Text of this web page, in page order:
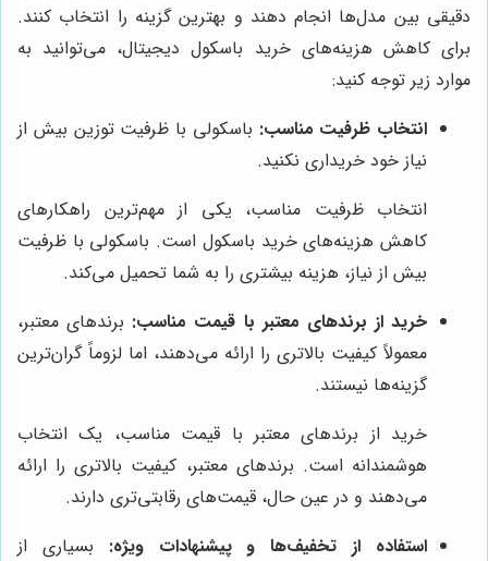
دقیقی بین مدل‌ها انجام دهند و بهترین گزینه را انتخاب کنند.
برای کاهش هزینه‌های خرید باسکول دیجیتال، می‌توانید به
موارد زیر توجه کنید:
انتخاب ظرفیت مناسب: باسکولی با ظرفیت توزین بیش از
نیاز خود خریداری نکنید.
انتخاب ظرفیت مناسب، یکی از مهم‌ترین راهکارهای
کاهش هزینه‌های خرید باسکول است. باسکولی با ظرفیت
بیش از نیاز، هزینه بیشتری را به شما تحمیل می‌کند.
خرید از برندهای معتبر با قیمت مناسب: برندهای معتبر،
معمولاً کیفیت بالاتری را ارائه می‌دهند، اما لزوماً گران‌ترین
گزینه‌ها نیستند.
خرید از برندهای معتبر با قیمت مناسب، یک انتخاب
هوشمندانه است. برندهای معتبر، کیفیت بالاتری را ارائه
می‌دهند و در عین حال، قیمت‌های رقابتی‌تری دارند.
استفاده از تخفیف‌ها و پیشنهادات ویژه: بسیاری از